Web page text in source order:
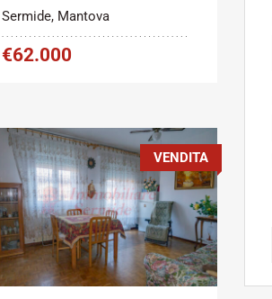
Sermide, Mantova
€62.000
Tipo
contratto:
Vendita
Metratura
Commerciale:
90 m2
VENDITA